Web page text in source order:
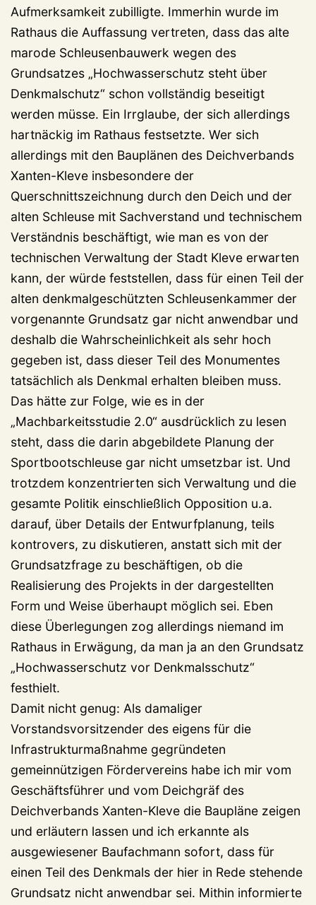
Aufmerksamkeit zubilligte. Immerhin wurde im
Rathaus die Auffassung vertreten, dass das alte
marode Schleusenbauwerk wegen des
Grundsatzes „Hochwasserschutz steht über
Denkmalschutz“ schon vollständig beseitigt
werden müsse. Ein Irrglaube, der sich allerdings
hartnäckig im Rathaus festsetzte. Wer sich
allerdings mit den Bauplänen des Deichverbands
Xanten-Kleve insbesondere der
Querschnittszeichnung durch den Deich und der
alten Schleuse mit Sachverstand und technischem
Verständnis beschäftigt, wie man es von der
technischen Verwaltung der Stadt Kleve erwarten
kann, der würde feststellen, dass für einen Teil der
alten denkmalgeschützten Schleusenkammer der
vorgenannte Grundsatz gar nicht anwendbar und
deshalb die Wahrscheinlichkeit als sehr hoch
gegeben ist, dass dieser Teil des Monumentes
tatsächlich als Denkmal erhalten bleiben muss.
Das hätte zur Folge, wie es in der
„Machbarkeitsstudie 2.0“ ausdrücklich zu lesen
steht, dass die darin abgebildete Planung der
Sportbootschleuse gar nicht umsetzbar ist. Und
trotzdem konzentrierten sich Verwaltung und die
gesamte Politik einschließlich Opposition u.a.
darauf, über Details der Entwurfplanung, teils
kontrovers, zu diskutieren, anstatt sich mit der
Grundsatzfrage zu beschäftigen, ob die
Realisierung des Projekts in der dargestellten
Form und Weise überhaupt möglich sei. Eben
diese Überlegungen zog allerdings niemand im
Rathaus in Erwägung, da man ja an den Grundsatz
„Hochwasserschutz vor Denkmalsschutz“
festhielt.
Damit nicht genug: Als damaliger
Vorstandsvorsitzender des eigens für die
Infrastrukturmaßnahme gegründeten
gemeinnützigen Fördervereins habe ich mir vom
Geschäftsführer und vom Deichgräf des
Deichverbands Xanten-Kleve die Baupläne zeigen
und erläutern lassen und ich erkannte als
ausgewiesener Baufachmann sofort, dass für
einen Teil des Denkmals der hier in Rede stehende
Grundsatz nicht anwendbar sei. Mithin informierte